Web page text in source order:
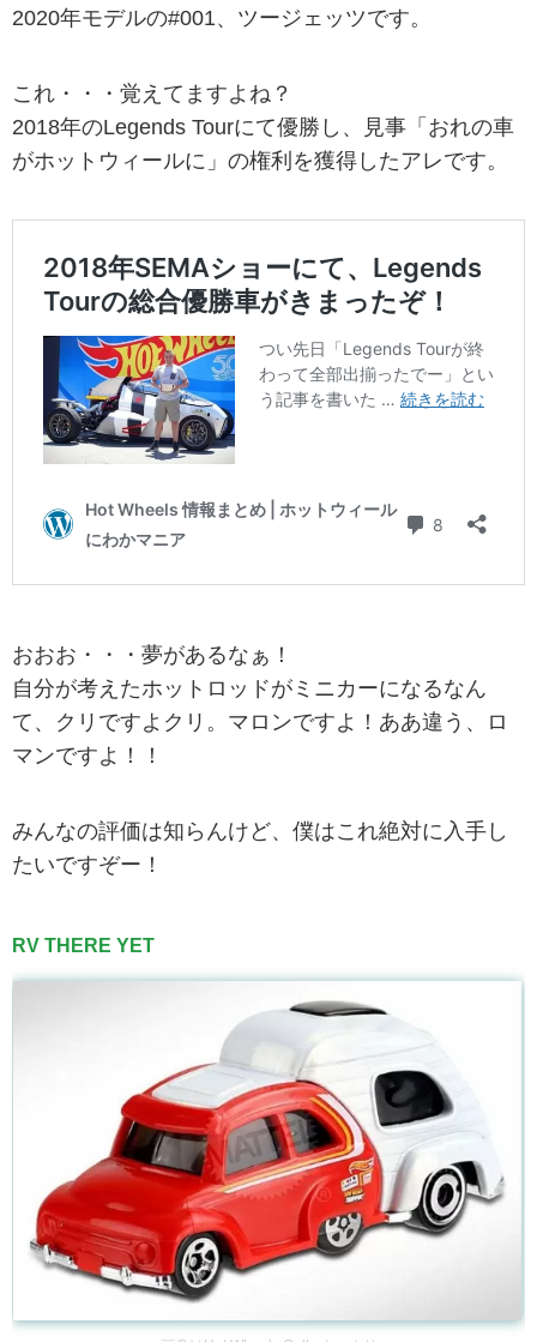
2020年モデルの#001、ツージェッツです。
これ・・・覚えてますよね？
2018年のLegends Tourにて優勝し、見事「おれの車
がホットウィールに」の権利を獲得したアレです。
おおお・・・夢があるなぁ！
自分が考えたホットロッドがミニカーになるなん
て、クリですよクリ。マロンですよ！ああ違う、ロ
マンですよ！！
みんなの評価は知らんけど、僕はこれ絶対に入手し
たいですぞー！
RV THERE YET